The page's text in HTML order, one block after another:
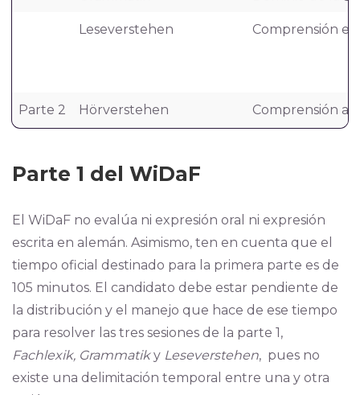
Leseverstehen Comprensión
Parte 2 Hörverstehen Comprensión
Parte 1 del WiDaF
El WiDaF no evalúa ni expresión oral ni expresión
escrita en alemán. Asimismo, ten en cuenta que el
tiempo oficial destinado para la primera parte es de
105 minutos. El candidato debe estar pendiente de
la distribución y el manejo que hace de ese tiempo
para resolver las tres sesiones de la parte 1,
Fachlexik, Grammatiky Leseverstehen, pues no
existe una delimitación temporal entre una y otra